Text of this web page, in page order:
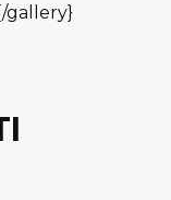
gallery}